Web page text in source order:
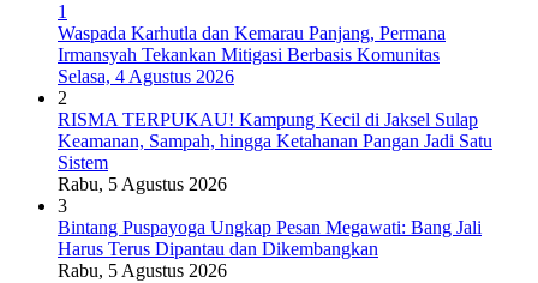
1
Waspada Karhutla dan Kemarau Panjang, Permana
Irmansyah Tekankan Mitigasi Berbasis Komunitas
Selasa, 4 Agustus 2026
2
RISMA TERPUKAU! Kampung Kecil di Jaksel Sulap
Keamanan, Sampah, hingga Ketahanan Pangan Jadi Satu
Sistem
Rabu, 5 Agustus 2026
3
Bintang Puspayoga Ungkap Pesan Megawati: Bang Jali
Harus Terus Dipantau dan Dikembangkan
Rabu, 5 Agustus 2026